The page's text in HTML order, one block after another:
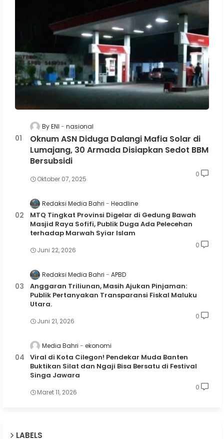
By ENI nasional
Oknum ASN Diduga Dalangi Mafia Solar di
Lumajang, 30 Armada Disiapkan Sedot BBM
Bersubsidi
Oktober 07, 2025
0
Redaksi Media Bahri Headline
MTQ Tingkat Provinsi Digelar di Gedung Bawah
Masjid Raya Sofifi, Publik Duga Ada Pelecehan
terhadap Marwah Syiar Islam
Juni 22, 2026
0
Redaksi Media Bahri APBD
Anggaran Triliunan, Masih Ajukan Pinjaman:
Publik Pertanyakan Transparansi Fiskal Maluku
Utara.
Juni 21, 2026
0
Media Bahri ekonomi
Viral di Kota Cilegon! Pendekar Muda Banten
Buktikan Silat dan Ngaji Bisa Bersatu di Festival
Singa Jawara
Maret 11, 2026
0
LABELS